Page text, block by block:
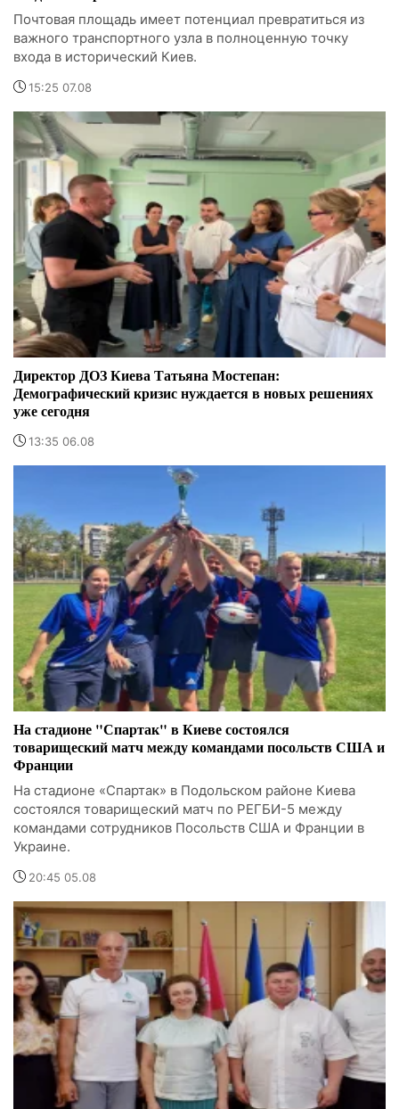
Почтовая площадь имеет потенциал превратиться из
важного транспортного узла в полноценную точку
входа в исторический Киев.
15:25 07.08
Директор ДОЗ Киева Татьяна Мостепан:
Демографический кризис нуждается в новых решениях
уже сегодня
13:35 06.08
На стадионе "Спартак" в Киеве состоялся
товарищеский матч между командами посольств США и
Франции
На стадионе «Спартак» в Подольском районе Киева
состоялся товарищеский матч по РЕГБИ-5 между
командами сотрудников Посольств США и Франции в
Украине.
20:45 05.08